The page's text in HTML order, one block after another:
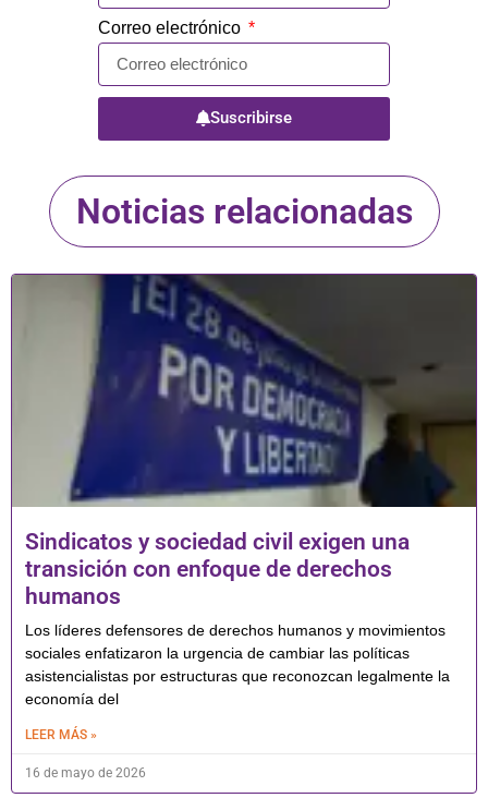
Correo electrónico
Suscribirse
Noticias relacionadas
Sindicatos y sociedad civil exigen una
transición con enfoque de derechos
humanos
Los líderes defensores de derechos humanos y movimientos
sociales enfatizaron la urgencia de cambiar las políticas
asistencialistas por estructuras que reconozcan legalmente la
economía del
LEER MÁS »
16 de mayo de 2026